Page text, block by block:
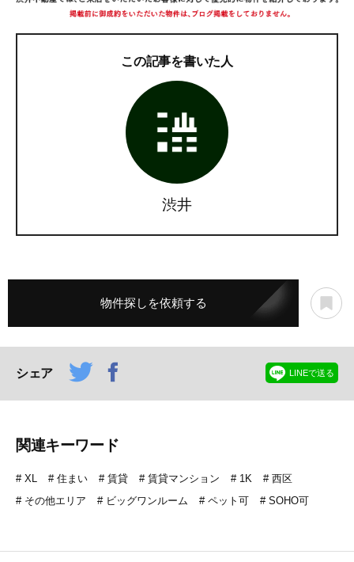
この記事を書いた人
渋井
物件探しを依頼する
シェア LINEで送る
関連キーワード
XL 住まい 賃貸 賃貸マンション 1K
西区
その他エリア
ビッグワンルーム ペット可 SOHO可